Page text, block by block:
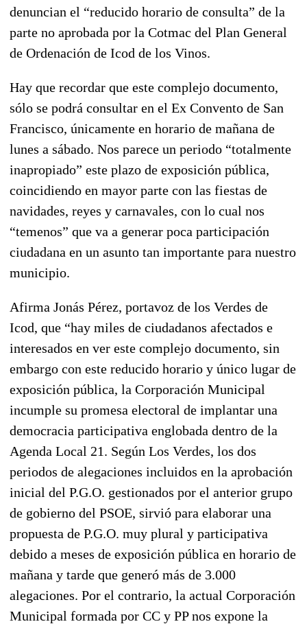
denuncian el “reducido horario de consulta” de la
parte no aprobada por la Cotmac del Plan General
de Ordenación de Icod de los Vinos.
Hay que recordar que este complejo documento,
sólo se podrá consultar en el Ex Convento de San
Francisco, únicamente en horario de mañana de
lunes a sábado. Nos parece un periodo “totalmente
inapropiado” este plazo de exposición pública,
coincidiendo en mayor parte con las fiestas de
navidades, reyes y carnavales, con lo cual nos
“temenos” que va a generar poca participación
ciudadana en un asunto tan importante para nuestro
municipio.
Afirma Jonás Pérez, portavoz de los Verdes de
Icod, que “hay miles de ciudadanos afectados e
interesados en ver este complejo documento, sin
embargo con este reducido horario y único lugar de
exposición pública, la Corporación Municipal
incumple su promesa electoral de implantar una
democracia participativa englobada dentro de la
Agenda Local 21. Según Los Verdes, los dos
periodos de alegaciones incluidos en la aprobación
inicial del P.G.O. gestionados por el anterior grupo
de gobierno del PSOE, sirvió para elaborar una
propuesta de P.G.O. muy plural y participativa
debido a meses de exposición pública en horario de
mañana y tarde que generó más de 3.000
alegaciones. Por el contrario, la actual Corporación
Municipal formada por CC y PP nos expone la